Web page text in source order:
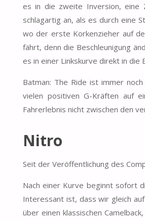
es in die zweite Inversion, eine
schlagartig an, als es durch eine
wo der erste Korkenzieher auf
fährt, denn die Beschleunigung
es in einer Linkskurve direkt in die
Batman: The Ride ist immer
vielen positiven G-Kräften auf
Fahrerlebnis nicht zwischen den
Nitro
Seit der Veröffentlichung des
Nach einer Kurve beginnt sofort
Interessant ist, dass wir gleich
über einen klassischen